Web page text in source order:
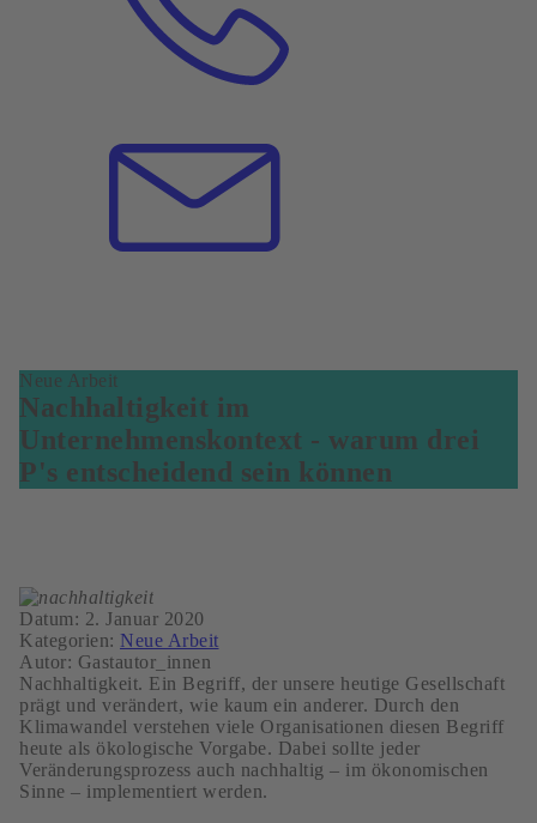
Neue Arbeit
Nachhaltigkeit im
Unternehmenskontext - warum drei
P's entscheidend sein können
Datum: 2. Januar 2020
Kategorien: Neue Arbeit
Autor: Gastautor_innen
Nachhaltigkeit. Ein Begriff, der unsere heutige Gesellschaft
prägt und verändert, wie kaum ein anderer. Durch den
Klimawandel verstehen viele Organisationen diesen Begriff
heute als ökologische Vorgabe. Dabei sollte jeder
Veränderungsprozess auch nachhaltig – im ökonomischen
Sinne – implementiert werden.